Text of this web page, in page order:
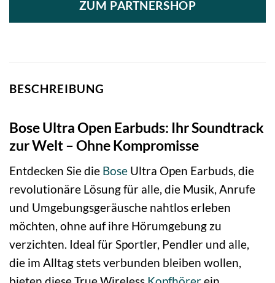
ZUM PARTNERSHOP
BESCHREIBUNG
Bose Ultra Open Earbuds: Ihr Soundtrack
zur Welt – Ohne Kompromisse
Entdecken Sie die Bose Ultra Open Earbuds, die
revolutionäre Lösung für alle, die Musik, Anrufe
und Umgebungsgeräusche nahtlos erleben
möchten, ohne auf ihre Hörumgebung zu
verzichten. Ideal für Sportler, Pendler und alle,
die im Alltag stets verbunden bleiben wollen,